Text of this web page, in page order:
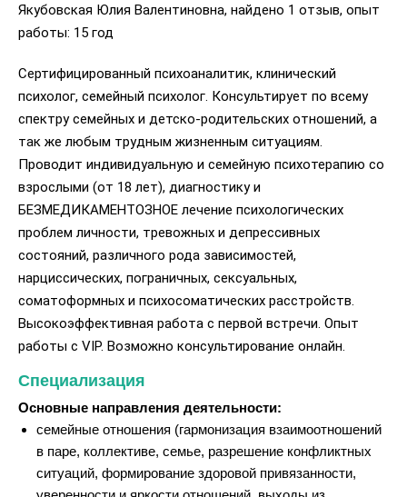
Якубовская Юлия Валентиновна, найдено 1 отзыв, опыт
работы: 15 год
Сертифицированный психоаналитик, клинический
психолог, семейный психолог. Консультирует по всему
спектру семейных и детско-родительских отношений, а
так же любым трудным жизненным ситуациям.
Проводит индивидуальную и семейную психотерапию со
взрослыми (от 18 лет), диагностику и
БЕЗМЕДИКАМЕНТОЗНОЕ лечение психологических
проблем личности, тревожных и депрессивных
состояний, различного рода зависимостей,
нарциссических, пограничных, сексуальных,
соматоформных и психосоматических расстройств.
Высокоэффективная работа с первой встречи. Опыт
работы с VIP. Возможно консультирование онлайн.
Специализация
Основные направления деятельности:
семейные отношения (гармонизация взаимоотношений
в паре, коллективе, семье, разрешение конфликтных
ситуаций, формирование здоровой привязанности,